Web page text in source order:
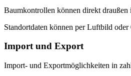
Baumkontrollen können direkt
Standortdaten können per Luftbild oder
Import und Export
Import- und Exportmöglichkeiten in